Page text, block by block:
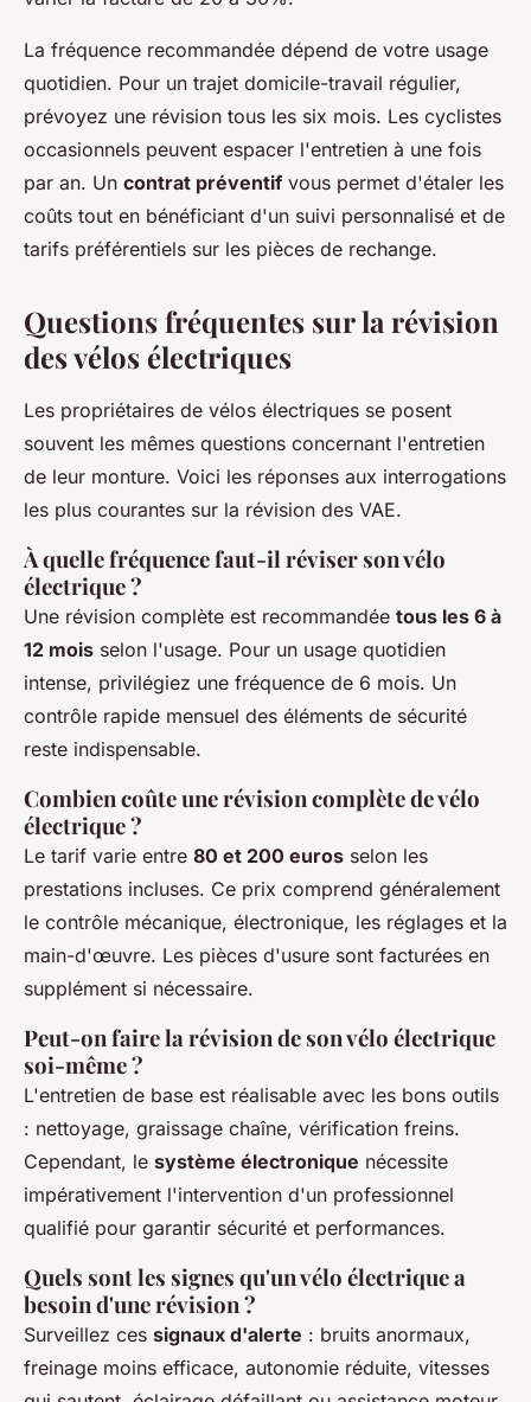
La fréquence recommandée dépend de votre usage
quotidien. Pour un trajet domicile-travail régulier,
prévoyez une révision tous les six mois. Les cyclistes
occasionnels peuvent espacer l'entretien à une fois
par an. Un contrat préventif vous permet d'étaler les
coûts tout en bénéficiant d'un suivi personnalisé et de
tarifs préférentiels sur les pièces de rechange.
Questions fréquentes sur la révision
des vélos électriques
Les propriétaires de vélos électriques se posent
souvent les mêmes questions concernant l'entretien
de leur monture. Voici les réponses aux interrogations
les plus courantes sur la révision des VAE.
À quelle fréquence faut-il réviser son vélo
électrique ?
Une révision complète est recommandée tous les 6 à
12 mois selon l'usage. Pour un usage quotidien
intense, privilégiez une fréquence de 6 mois. Un
contrôle rapide mensuel des éléments de sécurité
reste indispensable.
Combien coûte une révision complète de vélo
électrique ?
Le tarif varie entre 80 et 200 euros selon les
prestations incluses. Ce prix comprend généralement
le contrôle mécanique, électronique, les réglages et la
main-d'œuvre. Les pièces d'usure sont facturées en
supplément si nécessaire.
Peut-on faire la révision de son vélo électrique
soi-même ?
L'entretien de base est réalisable avec les bons outils
: nettoyage, graissage chaîne, vérification freins.
Cependant, le système électronique nécessite
impérativement l'intervention d'un professionnel
qualifié pour garantir sécurité et performances.
Quels sont les signes qu'un vélo électrique a
besoin d'une révision ?
Surveillez ces signaux d'alerte : bruits anormaux,
freinage moins efficace, autonomie réduite, vitesses